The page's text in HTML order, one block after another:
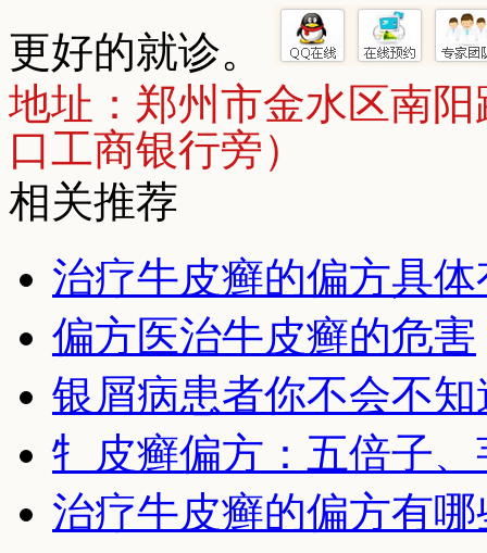
更好的就诊。
地址：郑州市金水区南
口工商银行旁）
相关推荐
治疗牛皮癣的偏方具
偏方医治牛皮癣的危害
银屑病患者你不会不
牜皮癣偏方：五倍子
治疗牛皮癣的偏方有哪